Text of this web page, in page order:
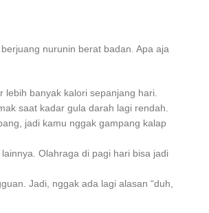
nurunin berat badan. Apa aja
banyak kalori sepanjang hari.
saat kadar gula darah lagi rendah.
jadi kamu nggak gampang kalap
Olahraga di pagi hari bisa jadi
Jadi, nggak ada lagi alasan “duh,